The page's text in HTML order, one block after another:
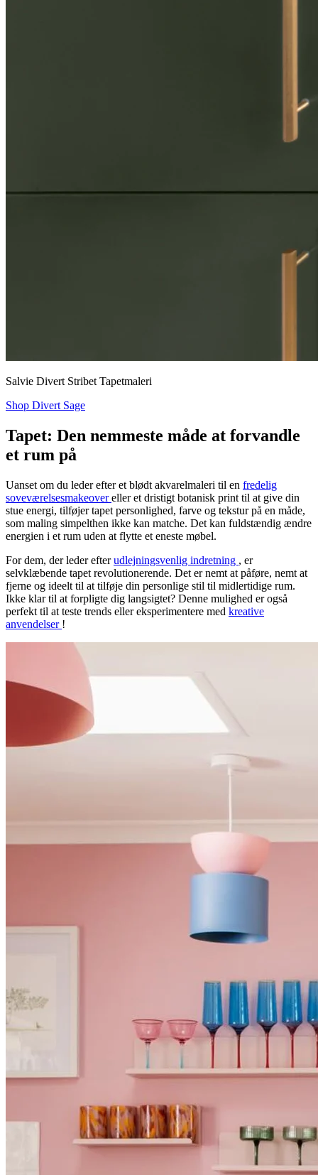
Salvie Divert Stribet Tapetmaleri
Shop Divert Sage
Tapet: Den nemmeste måde at forvandle
et rum på
Uanset om du leder efter et blødt akvarelmaleri til en fredelig
soveværelsesmakeovereller et dristigt botanisk print til at give din
stue energi, tilføjer tapet personlighed, farve og tekstur på en måde,
som maling simpelthen ikke kan matche. Det kan fuldstændig ændre
energien i et rum uden at flytte et eneste møbel.
For dem, der leder efterudlejningsvenlig indretning , er
selvklæbende tapet revolutionerende. Det er nemt at påføre, nemt at
fjerne og ideelt til at tilføje din personlige stil til midlertidige rum.
Ikke klar til at forpligte dig langsigtet? Denne mulighed er også
perfekt til at teste trends eller eksperimentere med kreative
anvendelser !